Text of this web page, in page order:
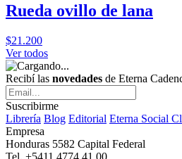
Rueda ovillo de lana
$21.200
Ver todos
Recibí las novedades de Eterna
Suscribirme
Librería Blog Editorial Eterna Social
Empresa
Honduras 5582 Capital Federal
Tel. +5411 4774 41 00